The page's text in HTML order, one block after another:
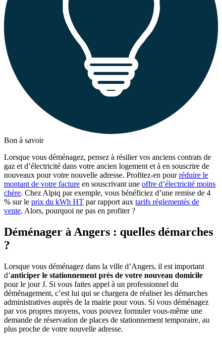
Bon à savoir
Lorsque vous déménagez, pensez à résilier vos anciens contrats de
gaz et d’électricité dans votre ancien logement et à en souscrire de
nouveaux pour votre nouvelle adresse. Profitez-en pourréduire le
montant de votre facture en souscrivant une offre d’électricité moins
chère. Chez Alpiq par exemple, vous bénéficiez d’une remise de 4
% sur le prix du kWh HT par rapport aux tarifs réglementés de
vente. Alors, pourquoi ne pas en profiter ?
Déménager à Angers : quelles démarches
?
Lorsque vous déménagez dans la ville d’Angers, il est important
d’anticiper le stationnement près de votre nouveau domicile
pour le jour J. Si vous faites appel à un professionnel du
déménagement, c’est lui qui se chargera de réaliser les démarches
administratives auprès de la mairie pour vous. Si vous déménagez
par vos propres moyens, vous pouvez formuler vous-même une
demande de réservation de places de stationnement temporaire, au
plus proche de votre nouvelle adresse.